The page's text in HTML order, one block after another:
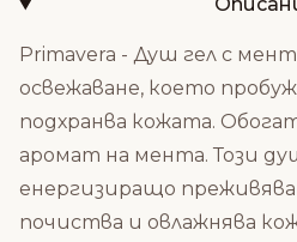
Primavera - Душ гел с
освежаване, което
подхранва кожата.
аромат на мента. Този
енергизиращо
почиства и овлажнява